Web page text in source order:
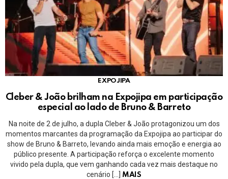
EXPOJIPA
Cleber & João brilham na Expojipa em participação
especial ao lado de Bruno & Barreto
Na noite de 2 de julho, a dupla Cleber & João protagonizou um dos
momentos marcantes da programação da Expojipa ao participar do
show de Bruno & Barreto, levando ainda mais emoção e energia ao
público presente. A participação reforça o excelente momento
vivido pela dupla, que vem ganhando cada vez mais destaque no
cenário […]
MAIS